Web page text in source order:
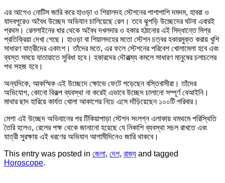
এর আগেও নোটিস জারি করে হাওড়া ও শিয়ালদহ স্টেশনের পাশাপাশি দমদম, হাবরা ও
যাদবপুরেও অবৈধ উচ্ছেদ অভিযান চালিয়েছে রেল। তবে ঝুপড়ি উচ্ছেদের ঘটনা এবারই
প্রথম। রেললাইনের ধার থেকে অবৈধ দখলদার ও হকার হঠানোর এই সিদ্ধান্তে মিশ্র
প্রতিক্রিয়া দেখা গেছে। হাওড়া বা শিয়ালদহের মতো স্টেশন চত্বর হকারমুক্ত করায় খুশি
সাধারণ যাত্রীদের একাংশ। তাঁদের মতে, এর ফলে স্টেশনের পরিবেশ খোলামেলা হবে এবং
ব্যস্ত সময়ে যাতায়াতে সুবিধা হবে। হকারদের দৌরাত্ম্য কমলে সাধারণ মানুষের চলাচলের
পথ সহজ হবে।
অন্যদিকে, আকস্মিক এই উচ্ছেদে ক্ষোভে ফেটে পড়েছেন বস্তিবাসীরা। তাঁদের
অভিযোগ, কোনো বিকল্প ব্যবস্থা না করেই এভাবে উচ্ছেদ চালানো সম্পূর্ণ বেআইনি।
মাথার ছাদ হারিয়ে কার্যত খোলা আকাশের নিচে এসে দাঁড়িয়েছেন ১০০টি পরিবার।
মেগা এই উচ্ছেদ অভিযানের পর টিকিয়াপাড়া স্টেশন সংলগ্ন এলাকায় থমথমে পরিস্থিতি
তৈরি হলেও, রেলের পক্ষ থেকে জানানো হয়েছে যে নিকাশি ব্যবস্থা সচল রাখতে এবং
যাত্রী সুরক্ষায় এই ধরণের অভিযান আগামীদিনেও জারি থাকবে।
This entry was posted in জেলা, দেশ, রাজ্য and tagged
Horoscope.